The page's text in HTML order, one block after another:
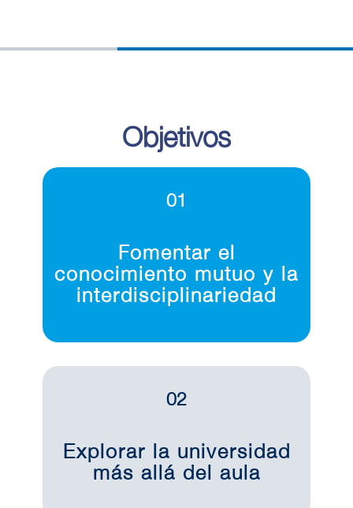
Objetivos
01
Fomentar el
conocimiento mutuo y la
interdisciplinariedad
02
Explorar la universidad
más allá del aula